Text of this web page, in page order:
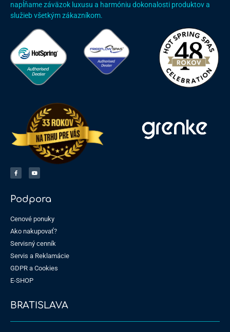
napĺňame záväzok luxusu a harmóniu dokonalosti produktov a
služieb všetkým zákazníkom.
Podpora
Cenové ponuky
Ako nakupovať?
Servisný cenník
Servis a Reklamácie
GDPR a Cookies
E-SHOP
BRATISLAVA